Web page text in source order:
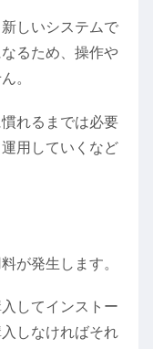
しいシステムで
るため、操作や
。
れるまでは必要
用していくなど
が発生します。
してインストー
しなければそれ